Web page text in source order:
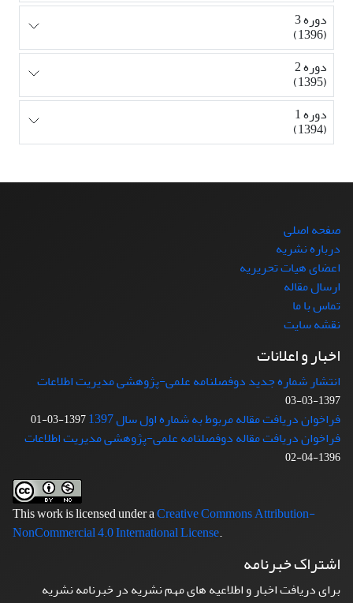
دوره 3
(1396)
دوره 2
(1395)
دوره 1
(1394)
صفحه اصلی
درباره نشریه
اعضای هیات تحریریه
ارسال مقاله
تماس با ما
نقشه سایت
اخبار و اعلانات
انتشار شماره جدید دوفصلنامه علمی-پژوهشی مدیریت اطلاعات
1397-03-03
فراخوان دریافت مقاله مربوط به شماره اول سال 1397 1397-03-01
فراخوان دریافت مقاله دوفصلنامه علمی-پژوهشی مدیریت اطلاعات
1396-04-02
This work is licensed under aCreative Commons Attribution-
NonCommercial 4.0 International License.
اشتراک خبرنامه
برای دریافت اخبار و اطلاعیه های مهم نشریه در خبرنامه نشریه